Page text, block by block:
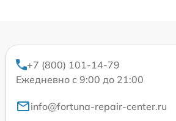
+7 (800) 101-14-79
Ежедневно с 9:00 до 21:00
info@fortuna-repair-center.ru